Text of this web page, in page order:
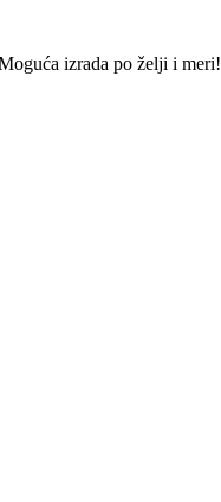
izrada po želji i meri!